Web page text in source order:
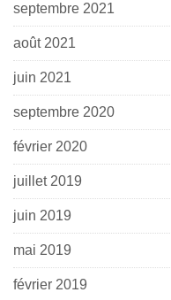
septembre 2021
août 2021
juin 2021
septembre 2020
février 2020
juillet 2019
juin 2019
mai 2019
février 2019